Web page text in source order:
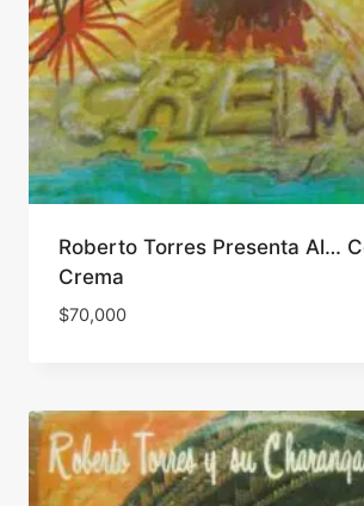
Roberto Torres Presenta Al…
Crema
$70,000